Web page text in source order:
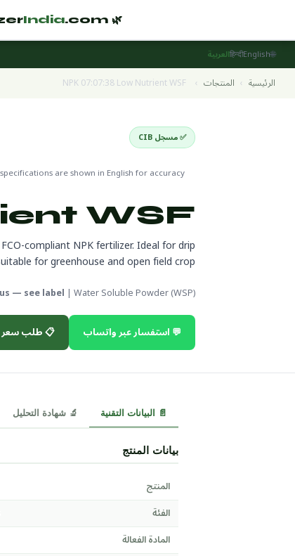
🌿 Fertilizer
India.com
🌐
English
हिन्दीالعربية
الرئيسية › المنتجات ›
NPK 07:07:38 Low Nutrient WSF
✅ مسجل CIB
are shown in English for accuracy
WSF
compliant NPK fertilizer. Ideal for drip
for greenhouse and open field crop
— see label | Water Soluble Powder (WSP)
💬 استفسار عبر واتساب 📋 طلب سعر
📄 البيانات التقنية 🔬 شهادة التحليل
بيانات المنتج
المنتج
الفئة
المادة الفعالة